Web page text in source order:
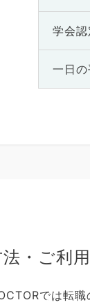
学会
一日の
・ご利
では転